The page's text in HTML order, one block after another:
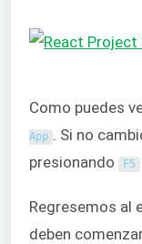
Como puedes
App . Si no
presionando
F5
Regresemos al
deben